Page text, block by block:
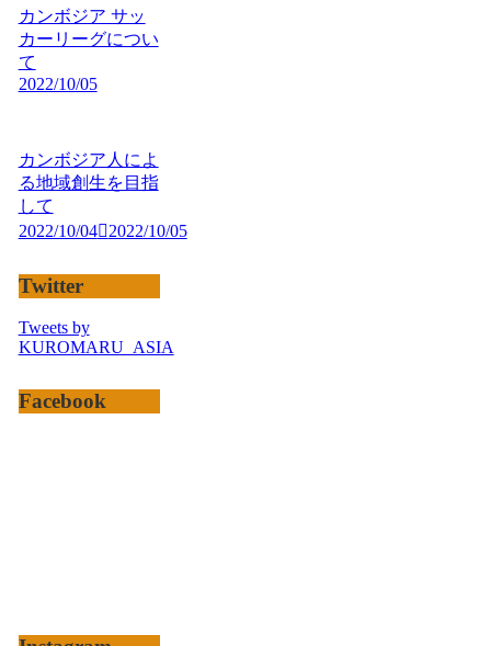
カンボジア サッ
カーリーグについ
て
2022/10/05
カンボジア人によ
る地域創生を目指
して
2022/10/04
2022/10/05
Twitter
Tweets by
KUROMARU_ASIA
Facebook